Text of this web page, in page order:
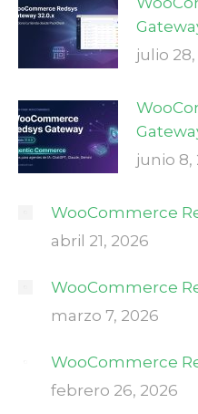
julio
junio 8,
WooCommerce
abril 21, 2026
WooCommerce
marzo 7, 2026
WooCommerce
febrero 26, 2026